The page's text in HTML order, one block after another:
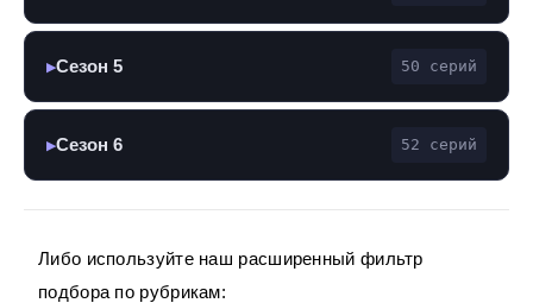
▶Сезон 5 50 серий
▶Сезон 6 52 серий
Либо используйте наш расширенный фильтр
подбора по рубрикам: